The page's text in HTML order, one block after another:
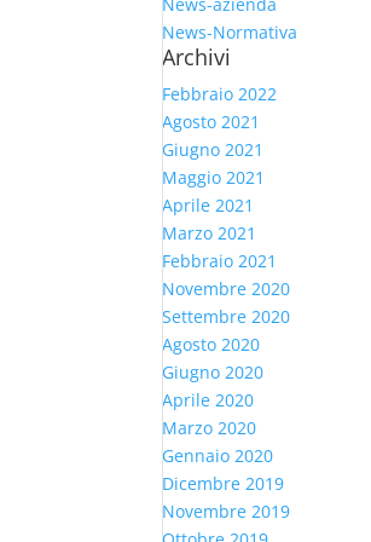
News-Normativa
Archivi
Febbraio 2022
Agosto 2021
Giugno 2021
Maggio 2021
Aprile 2021
Marzo 2021
Febbraio 2021
Novembre 2020
Settembre 2020
Agosto 2020
Giugno 2020
Aprile 2020
Marzo 2020
Gennaio 2020
Dicembre 2019
Novembre 2019